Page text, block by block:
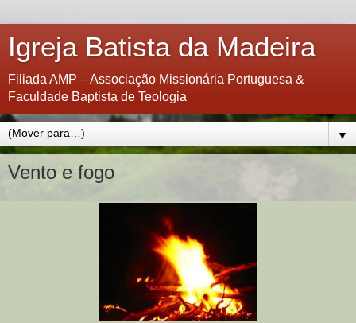
Igreja Batista da Madeira
Filiada AMP – Associação Missionária Portuguesa &
Faculdade Baptista de Teologia
▼
Vento e fogo